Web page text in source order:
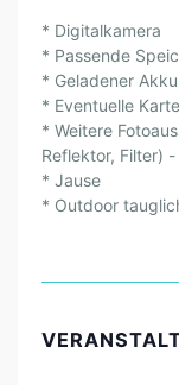
* Digitalkamera
* Passende
* Geladener
* Eventuelle
* Weitere
Reflektor, Filter)
* Jause
* Outdoor